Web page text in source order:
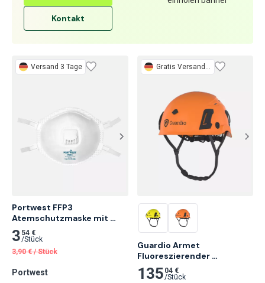
Kontakt
Versand 3 Tage
Portwest FFP3
Atemschutzmaske mit
Ventil, Weiß 10 Stk.
3 54 €
/Stück
3,90 € /Stück
Portwest
Gratis Versand 3 Tage
Guardio Armet
Fluoreszierender
Schutzhelm, Leuchtorange
135 04 €
/Stück